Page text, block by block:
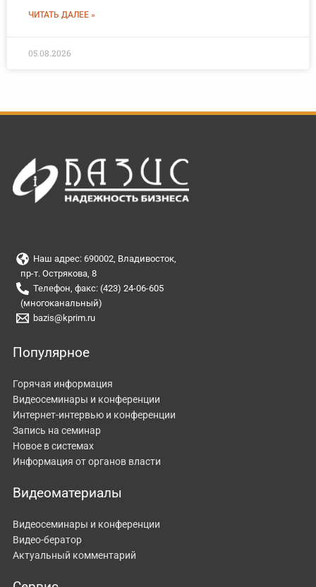
ЧИТАТЬ ДАЛЕЕ »
05.08.2026
Наш адрес: 690002, Владивосток,
пр-т. Острякова, 8
Телефон, факс: (423) 24-06-605
(многоканальный)
bazis@kprim.ru
Популярное
Горячая информация
Видеосеминары и конференции
Интернет-интервью и конференции
Запись на семинар
Новое в системах
Информация от органов власти
Видеоматериалы
Видеосеминары и конференции
Видео-бератор
Актуальный комментарий